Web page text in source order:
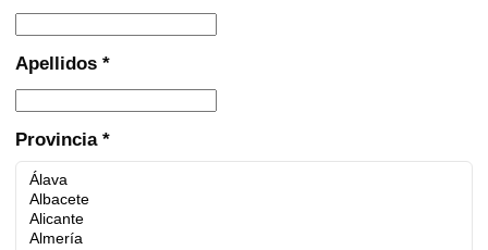
Apellidos *
Provincia *